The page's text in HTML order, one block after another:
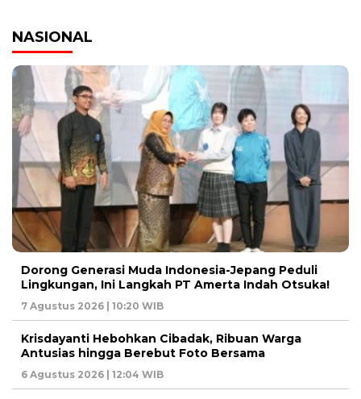
NASIONAL
Dorong Generasi Muda Indonesia-Jepang Peduli
Lingkungan, Ini Langkah PT Amerta Indah Otsuka!
7 Agustus 2026 | 10:20 WIB
Krisdayanti Hebohkan Cibadak, Ribuan Warga
Antusias hingga Berebut Foto Bersama
6 Agustus 2026 | 12:04 WIB